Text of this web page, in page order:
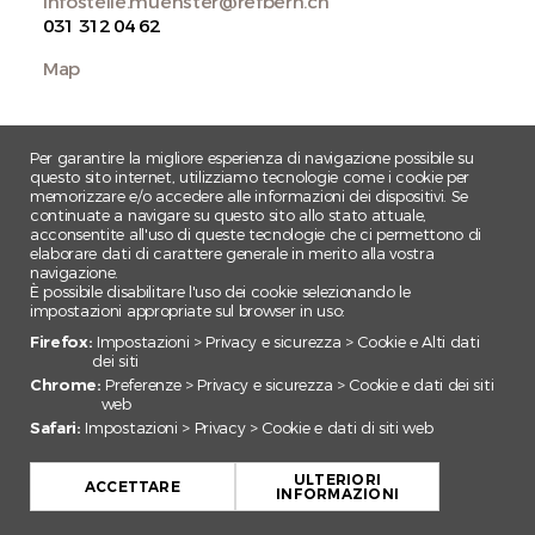
+
031 312 04 62
Map
Per garantire la migliore esperienza di navigazione possibile su
questo sito internet, utilizziamo tecnologie come i cookie per
memorizzare e/o accedere alle informazioni dei dispositivi. Se
continuate a navigare su questo sito allo stato attuale,
acconsentite all'uso di queste tecnologie che ci permettono di
elaborare dati di carattere generale in merito alla vostra
navigazione.
È possibile disabilitare l'uso dei cookie selezionando le
impostazioni appropriate sul browser in uso:
Firefox: Impostazioni > Privacy e sicurezza > Cookie e Alti dati
dei siti
Chrome: Preferenze > Privacy e sicurezza > Cookie e dati dei siti
web
Safari: Impostazioni > Privacy > Cookie e dati di siti web
ACCETTARE ULTERIORI
INFORMAZIONI